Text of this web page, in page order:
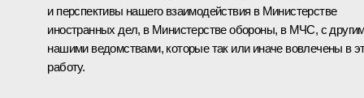
и перспективы нашего взаимодействия в Министерстве
иностранных дел, в Министерстве обороны, в МЧС, с
нашими ведомствами, которые так или иначе вовлечены в
работу.